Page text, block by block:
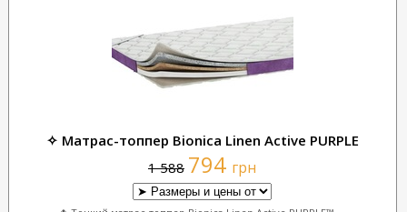
✧ Матрас-топпер Bionica Linen Active PURPLE
1 588 794 грн